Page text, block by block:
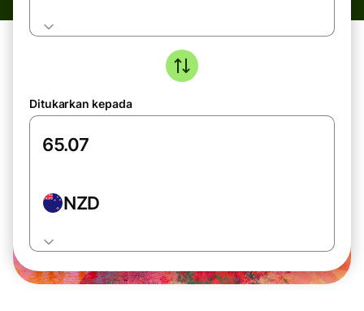
Ditukarkan kepada
NZD